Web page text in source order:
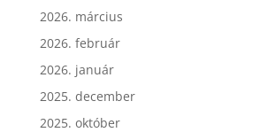
2026. március
2026. február
2026. január
2025. december
2025. október